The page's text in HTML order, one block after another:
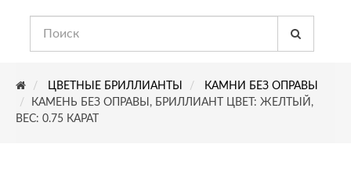
ЦВЕТНЫЕ БРИЛЛИАНТЫ
КАМНИ БЕЗ ОПРАВЫ
КАМЕНЬ БЕЗ ОПРАВЫ, БРИЛЛИАНТ ЦВЕТ: ЖЕЛТЫЙ,
ВЕС: 0.75 КАРАТ